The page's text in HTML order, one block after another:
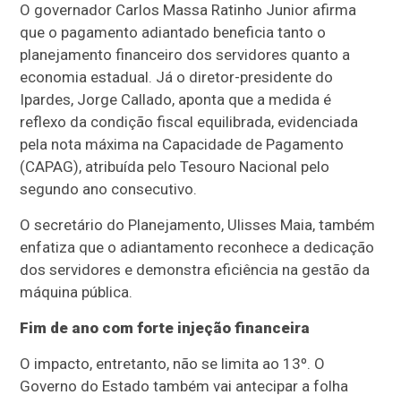
O governador Carlos Massa Ratinho Junior afirma
que o pagamento adiantado beneficia tanto o
planejamento financeiro dos servidores quanto a
economia estadual. Já o diretor-presidente do
Ipardes, Jorge Callado, aponta que a medida é
reflexo da condição fiscal equilibrada, evidenciada
pela nota máxima na Capacidade de Pagamento
(CAPAG), atribuída pelo Tesouro Nacional pelo
segundo ano consecutivo.
O secretário do Planejamento, Ulisses Maia, também
enfatiza que o adiantamento reconhece a dedicação
dos servidores e demonstra eficiência na gestão da
máquina pública.
Fim de ano com forte injeção financeira
O impacto, entretanto, não se limita ao 13º. O
Governo do Estado também vai antecipar a folha